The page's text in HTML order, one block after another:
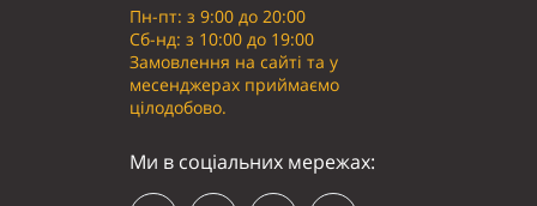
Пн-пт: з 9:00 до 20:00
Сб-нд: з 10:00 до 19:00
Замовлення на сайті та у
месенджерах приймаємо
цілодобово.
Ми в соціальних мережах: